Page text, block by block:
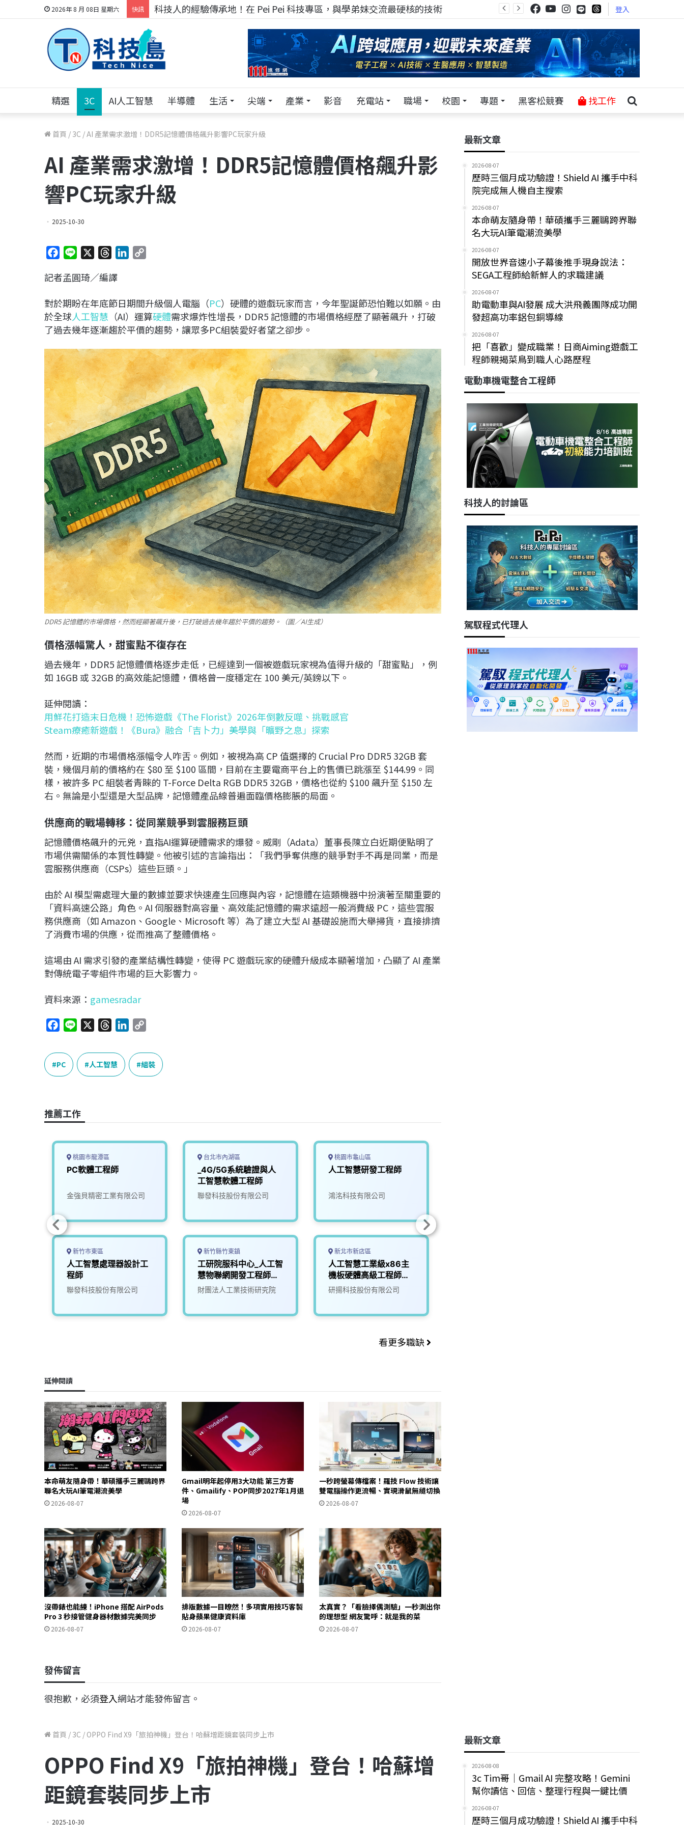
2026年 8 月 08日 星期六 快訊 科技人的經驗傳承地！在 Pei Pei 科技專區，與學弟妹交流最硬核的技術 登入
精選 3C AI人工智慧 半導體 生活 尖端 產業 影音 充電站 職場 校園 專題 黑客松競賽 找工作
首頁 / 3C /AI 產業需求激增！DDR5記憶體價格飆升影響PC玩家升級
AI 產業需求激增！DDR5記憶體價格飆升影
響PC玩家升級
2025-10-30
c
b
o
o
n
r
a
d
s
e
I
L
i
n
記者孟圓琦／編譯
對於期盼在年底節日期間升級個人電腦（PC）硬體的遊戲玩家而言，今年聖誕節恐怕難以如願。由
於全球人工智慧 （AI）運算硬體需求爆炸性增長，DDR5 記憶體的市場價格經歷了顯著飆升，打破
了過去幾年逐漸趨於平價的趨勢，讓眾多PC組裝愛好者望之卻步。
DDR5 記憶體的市場價格，然而經顯著飆升後，已打破過去幾年趨於平價的趨勢。（圖／AI生成）
價格漲幅驚人，甜蜜點不復存在
過去幾年，DDR5 記憶體價格逐步走低，已經達到一個被遊戲玩家視為值得升級的「甜蜜點」，例
如 16GB 或 32GB 的高效能記憶體，價格曾一度穩定在 100 美元/英鎊以下。
延伸閱讀：
用鮮花打造末日危機！恐怖遊戲《The Florist》2026年倒數反噬、挑戰感官
Steam療癒新遊戲！《Bura》融合「吉卜力」美學與「曠野之息」探索
然而，近期的市場價格漲幅令人咋舌。例如，被視為高 CP 值選擇的 Crucial Pro DDR5 32GB 套
裝，幾個月前的價格約在 $80 至 $100 區間，目前在主要電商平台上的售價已跳漲至 $144.99。同
樣，被許多 PC 組裝者青睞的 T-Force Delta RGB DDR5 32GB，價格也從約 $100 飆升至 $150 左
右。無論是小型還是大型品牌，記憶體產品線普遍面臨價格膨脹的局面。
供應商的戰場轉移：從同業競爭到雲服務巨頭
記憶體價格飆升的元兇，直指AI運算硬體需求的爆發。威剛（Adata）董事長陳立白近期便點明了
市場供需關係的本質性轉變。他被引述的言論指出：「我們爭奪供應的競爭對手不再是同業，而是
雲服務供應商（CSPs）這些巨頭。」
由於 AI 模型需處理大量的數據並要求快速產生回應與內容，記憶體在這類機器中扮演著至關重要的
「資料高速公路」角色。AI 伺服器對高容量、高效能記憶體的需求遠超一般消費級 PC，這些雲服
務供應商（如 Amazon、Google、Microsoft 等）為了建立大型 AI 基礎設施而大舉掃貨，直接排擠
了消費市場的供應，從而推高了整體價格。
這場由 AI 需求引發的產業結構性轉變，使得 PC 遊戲玩家的硬體升級成本顯著增加，凸顯了 AI 產業
對傳統電子零組件市場的巨大影響力。
資料來源： gamesradar
c
e
b
k
e
r
e
a
k
e
p
y
L
PC 人工智慧 組裝
推薦工作
桃園市龍潭區
PC軟體工程師
金強貝精密工業有限公司
新竹市東區
人工智慧處理器設計工
程師
聯發科技股份有限公司
台北市內湖區
_4G/5G系統驗證與人
工智慧軟體工程師
聯發科技股份有限公司
新竹縣竹東鎮
工研院服科中心_人工智
慧物聯網開發工程師
(S300)
財團法人工業技術研究院
桃園市龜山區
人工智慧研發工程師
鴻洺科技有限公司
新北市新店區
人工智慧工業級x86主
機板硬體高級工程師
(BXD)
研揚科技股份有限公司
看更多職缺
延伸閱讀
本命萌友隨身帶！華碩攜手三麗鷗跨界
聯名大玩AI筆電潮流美學
2026-08-07
Gmail明年起停用3大功能 第三方寄
件、Gmailify、POP同步2027年1月退
場
2026-08-07
一秒跨螢幕傳檔案！羅技 Flow 技術讓
雙電腦操作更流暢、實現滑鼠無縫切換
2026-08-07
沒帶錶也能練！iPhone 搭配 AirPods
Pro 3 秒接管健身器材數據完美同步
2026-08-07
排版數據一目瞭然！多項實用技巧客製
貼身蘋果健康資料庫
2026-08-07
太真實？「看臉擇偶測驗」一秒測出你
的理想型 網友驚呼：就是我的菜
2026-08-07
發佈留言
很抱歉，必須登入網站才能發佈留言。
最新文章
2026-08-07
歷時三個月成功驗證！Shield AI 攜手中科
院完成無人機自主搜索
2026-08-07
本命萌友隨身帶！華碩攜手三麗鷗跨界聯
名大玩AI筆電潮流美學
2026-08-07
開放世界音速小子幕後推手現身說法：
SEGA工程師給新鮮人的求職建議
2026-08-07
助電動車與AI發展 成大洪飛義團隊成功開
發超高功率鋁包銅導線
2026-08-07
把「喜歡」變成職業！日商Aiming遊戲工
程師親揭菜鳥到職人心路歷程
電動車機電整合工程師
科技人的討論區
駕馭程式代理人